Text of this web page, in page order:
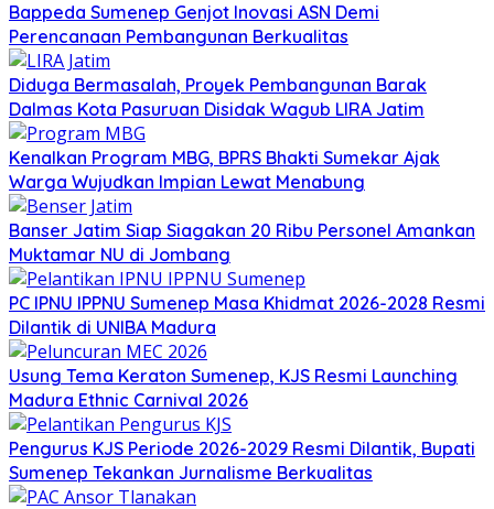
Bappeda Sumenep Genjot Inovasi ASN Demi
Perencanaan Pembangunan Berkualitas
Diduga Bermasalah, Proyek Pembangunan Barak
Dalmas Kota Pasuruan Disidak Wagub LIRA Jatim
Kenalkan Program MBG, BPRS Bhakti Sumekar Ajak
Warga Wujudkan Impian Lewat Menabung
Banser Jatim Siap Siagakan 20 Ribu Personel Amankan
Muktamar NU di Jombang
PC IPNU IPPNU Sumenep Masa Khidmat 2026-2028 Resmi
Dilantik di UNIBA Madura
Usung Tema Keraton Sumenep, KJS Resmi Launching
Madura Ethnic Carnival 2026
Pengurus KJS Periode 2026-2029 Resmi Dilantik, Bupati
Sumenep Tekankan Jurnalisme Berkualitas